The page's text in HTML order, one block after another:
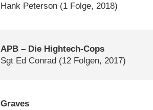
Hank Peterson (1 Folge, 2018)
APB – Die Hightech-Cops
Sgt Ed Conrad (12 Folgen, 2017)
Graves